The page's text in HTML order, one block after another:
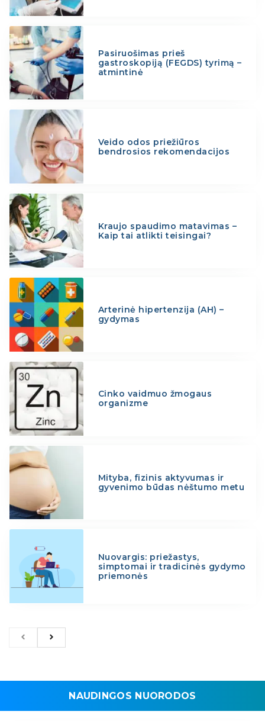
Pasiruošimas prieš
gastroskopiją (FEGDS) tyrimą –
atmintinė
Veido odos priežiūros
bendrosios rekomendacijos
Kraujo spaudimo matavimas –
Kaip tai atlikti teisingai?
Arterinė hipertenzija (AH) –
gydymas
Cinko vaidmuo žmogaus
organizme
Mityba, fizinis aktyvumas ir
gyvenimo būdas nėštumo metu
Nuovargis: priežastys,
simptomai ir tradicinės gydymo
priemonės
NAUDINGOS NUORODOS